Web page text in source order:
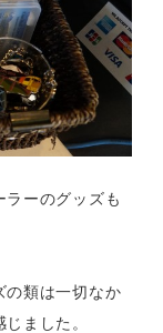
ラーのグッズも
の類は一切なか
ました。